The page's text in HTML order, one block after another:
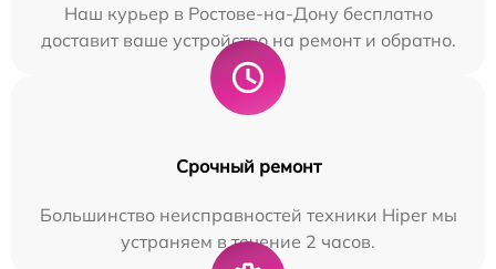
Наш курьер в Ростове-на-Дону бесплатно
доставит ваше устройство на ремонт и обратно.
Срочный ремонт
Большинство неисправностей техники Hiper мы
устраняем в течение 2 часов.